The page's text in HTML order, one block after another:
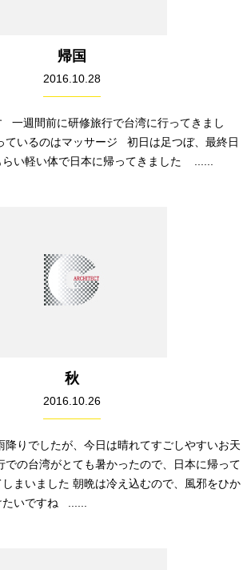
帰国
2016.10.28
一週間前に研修旅行で台湾に行ってきまし
ているのはマッサージ 初日は足つぼ、最終日
い軽い体で日本に帰ってきました ......
秋
2016.10.26
降りでしたが、今日は晴れてすごしやすいお天
での台湾がとても暑かったので、日本に帰って
まいました 朝晩は冷え込むので、風邪をひか
いですね ......